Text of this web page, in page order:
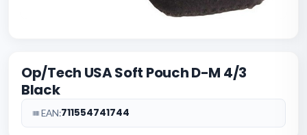
Op/Tech USA Soft Pouch D-M 4/3
Black
EAN:711554741744